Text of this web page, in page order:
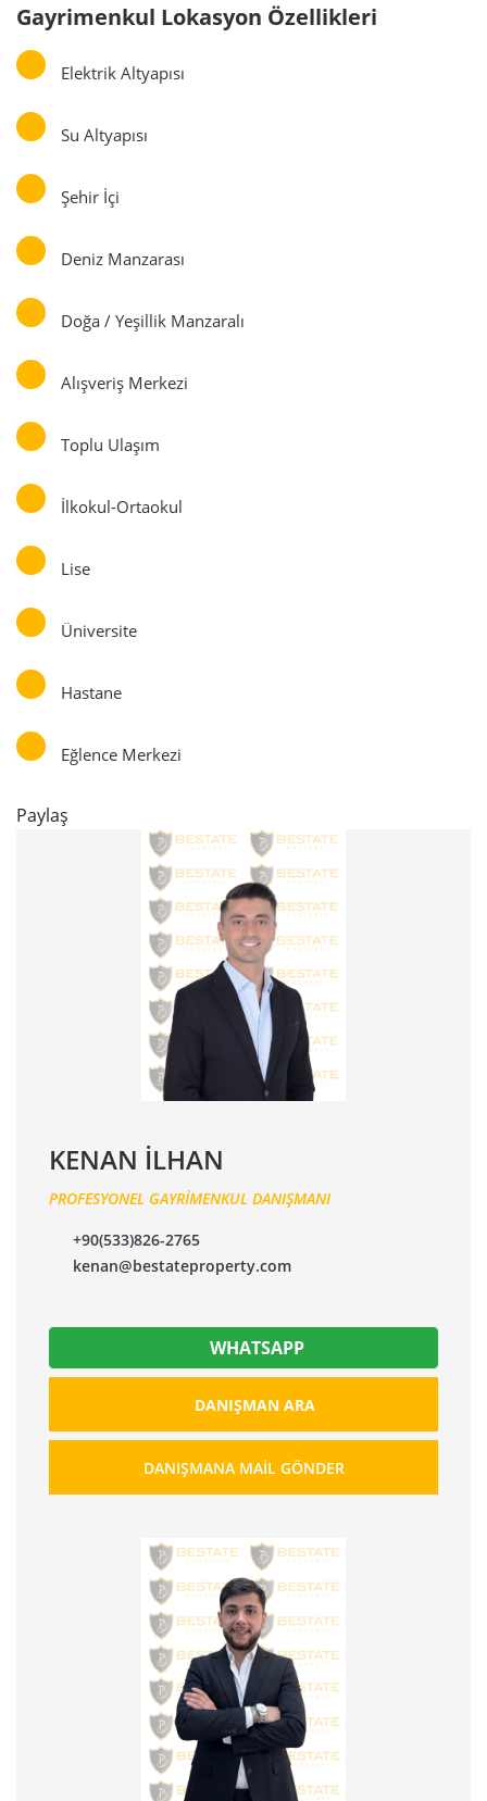
Gayrimenkul Lokasyon Özellikleri
Elektrik Altyapısı
Su Altyapısı
Şehir İçi
Deniz Manzarası
Doğa / Yeşillik Manzaralı
Alışveriş Merkezi
Toplu Ulaşım
İlkokul-Ortaokul
Lise
Üniversite
Hastane
Eğlence Merkezi
Paylaş
KENAN İLHAN
PROFESYONEL GAYRİMENKUL DANIŞMANI
+90(533)826-2765
kenan@bestateproperty.com
WHATSAPP
DANIŞMAN ARA
DANIŞMANA MAIL GÖNDER